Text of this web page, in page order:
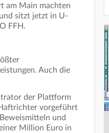
am Main machten
sitzt jetzt in U-
FFH.
Auch die
der Plattform
vorgeführt
und
Million Euro in